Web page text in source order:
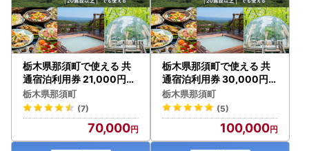
栃木県那須町で使える 共
通宿泊利用券 21,000円分
（3,000円×7枚）〔F-6
〕｜宿泊 旅行 チケット 宿
泊券 温泉 露天風呂 旅行券
ホテル 観光 国内旅行 那須
栃木県 那須町
栃木県那須町
(7)
70,000
栃木県那須町で使える 共
通宿泊利用券 30,000円分
（3,000円×10枚）〔G-1
6〕｜宿泊 旅行 チケット
宿泊券 温泉 露天風呂 旅行
券 ホテル 観光 国内旅行 那
須 栃木県 那須町
栃木県那須町
(5)
100,000